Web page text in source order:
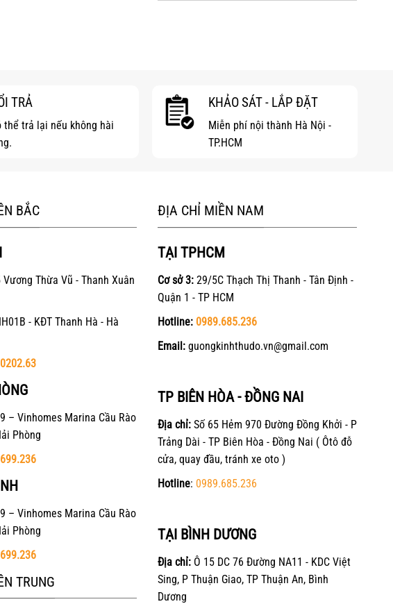
TRẢ
thể trả lại nếu không hài
KHẢO SÁT - LẮP ĐẶT
Miễn phí nội thành Hà Nội -
TP.HCM
BẮC
Vương Thừa Vũ - Thanh Xuân
- KĐT Thanh Hà - Hà
– Vinhomes Marina Cầu Rào
Phòng
– Vinhomes Marina Cầu Rào
Phòng
TRUNG
ĐỊA CHỈ MIỀN NAM
TẠI TPHCM
Cơ sở 3:29/5C Thạch Thị Thanh - Tân Định -
Quận 1 - TP HCM
Hotline: 0989.685.236
Email:guongkinhthudo.vn@gmail.com
TP BIÊN HÒA - ĐỒNG NAI
Địa chỉ:Số 65 Hẻm 970 Đường Đồng Khởi - P
Trảng Dài - TP Biên Hòa - Đồng Nai ( Ôtô đỗ
cửa, quay đầu, tránh xe oto )
Hotline: 0989.685.236
TẠI BÌNH DƯƠNG
Địa chỉ:Ô 15 DC 76 Đường NA11 - KDC Việt
Sing, P Thuận Giao, TP Thuận An, Bình
Dương